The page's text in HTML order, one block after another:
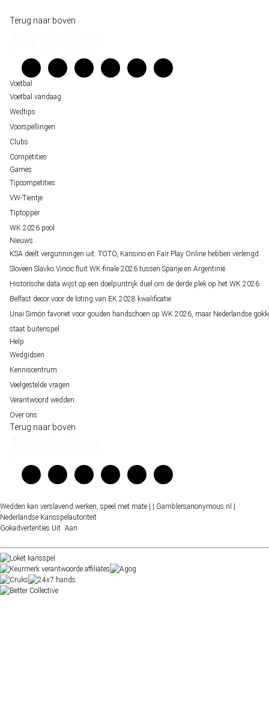
Belfast decor voor de loting van EK 2028 kwalificatie
Wedgidsen
Verantwoord wedden
Over ons
Terug naar boven
Voetbal
Voetbal vandaag
Wedtips
Voorspellingen
Clubs
Competities
Games
Tipcompetities
VW-Tientje
Tiptopper
WK 2026 pool
Nieuws
KSA deelt vergunningen uit: TOTO, Kansino en Fair Play Online hebben verlengd
Sloveen Slavko Vincic fluit WK-finale 2026 tussen Spanje en Argentinië
Historische data wijst op een doelpuntrijk duel om de derde plek op het WK 2026
Belfast decor voor de loting van EK 2028 kwalificatie
Unai Simón favoriet voor gouden handschoen op WK 2026, maar Nederlandse
staat buitenspel
Help
Wedgidsen
Kenniscentrum
Veelgestelde vragen
Verantwoord wedden
Over ons
Terug naar boven
Wedden kan verslavend werken, speel met mate | | Gamblersanonymous.nl |
Nederlandse Kansspelautoriteit
Gokadvertenties Uit Aan